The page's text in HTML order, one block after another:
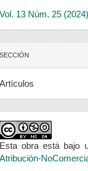
Vol. 13 Núm. 25
SECCIÓN
Artículos
Esta obra está bajo
Atribución-